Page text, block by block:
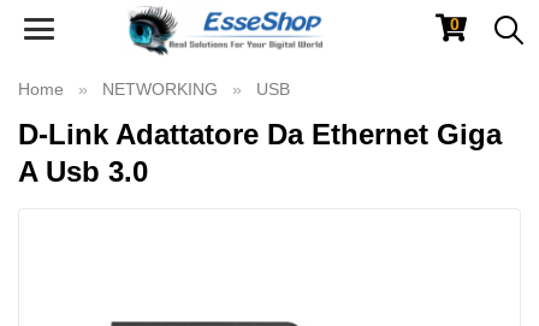
Toggle
0
Home NETWORKING USB
D-Link Adattatore Da Ethernet Giga
A Usb 3.0